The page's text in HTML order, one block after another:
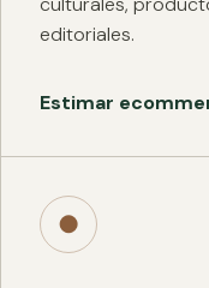
editoriales.
Estimar
●